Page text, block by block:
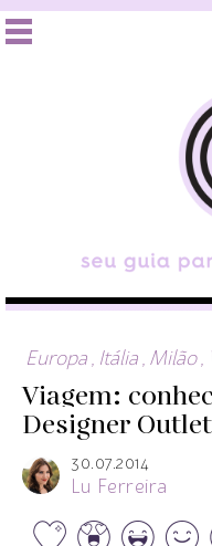
Europa Itália Milão
Viagem:
Designer Outlet
30.07.2014
Lu Ferreira